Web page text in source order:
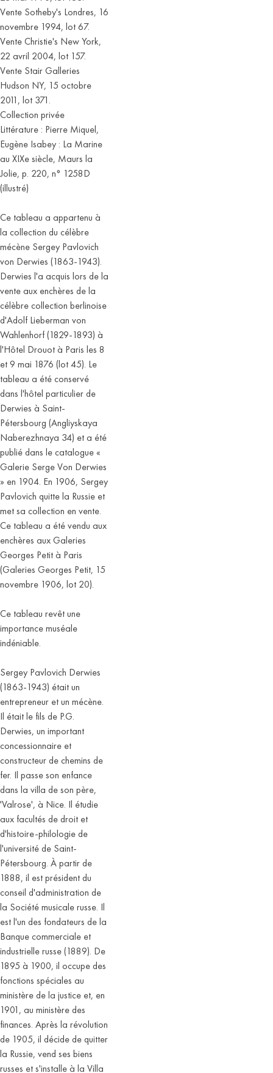
Vente Sotheby's Londres, 16
novembre 1994, lot 67.
Vente Christie's New York,
22 avril 2004, lot 157.
Vente Stair Galleries
Hudson NY, 15 octobre
2011, lot 371.
Collection privée
Littérature : Pierre Miquel,
Eugène Isabey : La Marine
au XIXe siècle, Maurs la
Jolie, p. 220, n° 1258D
(illustré)
Ce tableau a appartenu à
la collection du célèbre
mécène Sergey Pavlovich
von Derwies (1863-1943).
Derwies l'a acquis lors de la
vente aux enchères de la
célèbre collection berlinoise
d'Adolf Lieberman von
Wahlenhorf (1829-1893) à
l'Hôtel Drouot à Paris les 8
et 9 mai 1876 (lot 45). Le
tableau a été conservé
dans l'hôtel particulier de
Derwies à Saint-
Pétersbourg (Angliyskaya
Naberezhnaya 34) et a été
publié dans le catalogue «
Galerie Serge Von Derwies
» en 1904. En 1906, Sergey
Pavlovich quitte la Russie et
met sa collection en vente.
Ce tableau a été vendu aux
enchères aux Galeries
Georges Petit à Paris
(Galeries Georges Petit, 15
novembre 1906, lot 20).
Ce tableau revêt une
importance muséale
indéniable.
Sergey Pavlovich Derwies
(1863-1943) était un
entrepreneur et un mécène.
Il était le fils de P.G.
Derwies, un important
concessionnaire et
constructeur de chemins de
fer. Il passe son enfance
dans la villa de son père,
'Valrose', à Nice. Il étudie
aux facultés de droit et
d'histoire-philologie de
l'université de Saint-
Pétersbourg. À partir de
1888, il est président du
conseil d'administration de
la Société musicale russe. Il
est l'un des fondateurs de la
Banque commerciale et
industrielle russe (1889). De
1895 à 1900, il occupe des
fonctions spéciales au
ministère de la justice et, en
1901, au ministère des
finances. Après la révolution
de 1905, il décide de quitter
la Russie, vend ses biens
russes et s'installe à la Villa